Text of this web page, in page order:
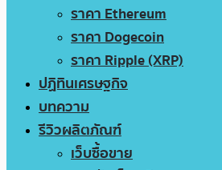
ราคา Ethereum
ราคา Dogecoin
ราคา Ripple (XRP)
ปฏิทินเศรษฐกิจ
บทความ
รีวิวผลิตภัณฑ์
เว็บซื้อขาย